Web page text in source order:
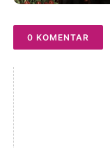
0 KOMENTAR